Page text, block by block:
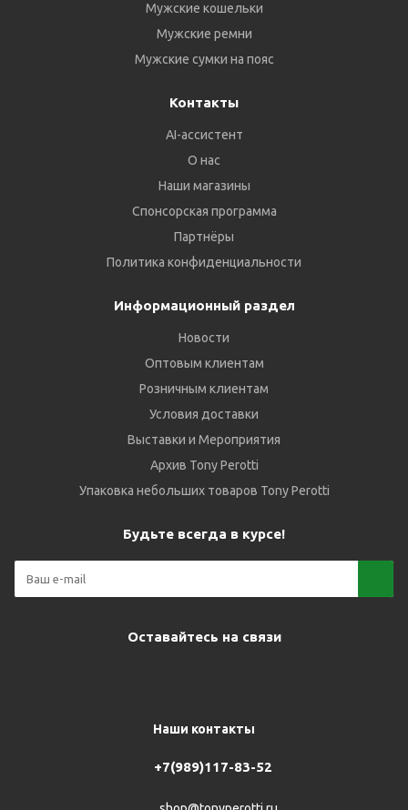
Мужские кошельки
Мужские ремни
Мужские сумки на пояс
Контакты
AI-ассистент
О нас
Наши магазины
Спонсорская программа
Партнёры
Политика конфиденциальности
Информационный раздел
Новости
Оптовым клиентам
Розничным клиентам
Условия доставки
Выставки и Мероприятия
Архив Tony Perotti
Упаковка небольших товаров Tony Perotti
Будьте всегда в курсе!
Оставайтесь на связи
Наши контакты
+7(989)117-83-52